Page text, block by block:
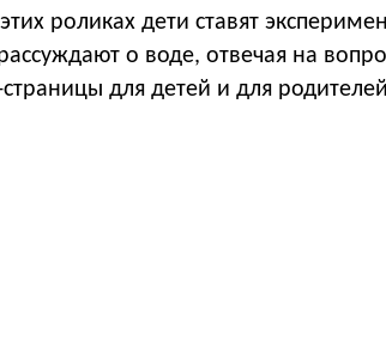
роликах дети ставят
о воде, отвечая на
для детей и для